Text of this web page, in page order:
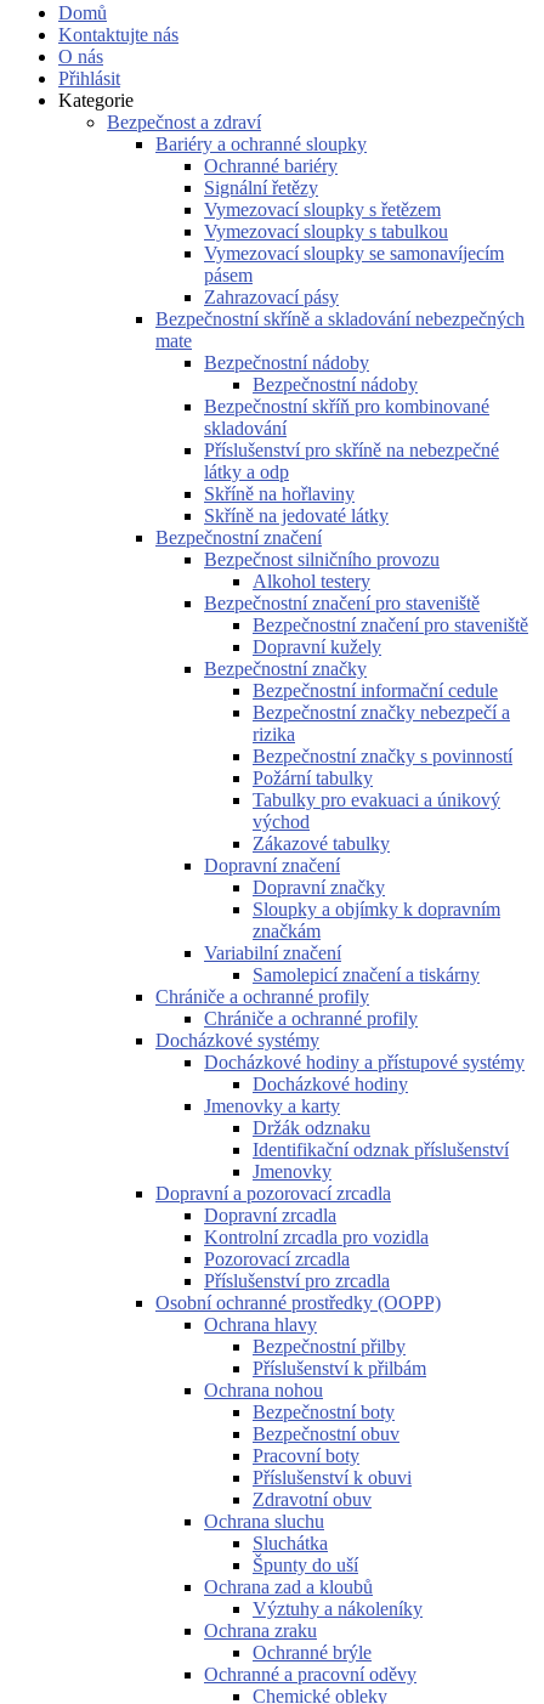
Domů
Kontaktujte nás
O nás
Přihlásit
Kategorie
Bezpečnost a zdraví
Bariéry a ochranné sloupky
Ochranné bariéry
Signální řetězy
Vymezovací sloupky s řetězem
Vymezovací sloupky s tabulkou
Vymezovací sloupky se samonavíjecím
pásem
Zahrazovací pásy
Bezpečnostní skříně a skladování nebezpečných
mate
Bezpečnostní nádoby
Bezpečnostní nádoby
Bezpečnostní skříň pro kombinované
skladování
Příslušenství pro skříně na nebezpečné
látky a odp
Skříně na hořlaviny
Skříně na jedovaté látky
Bezpečnostní značení
Bezpečnost silničního provozu
Alkohol testery
Bezpečnostní značení pro staveniště
Bezpečnostní značení pro staveniště
Dopravní kužely
Bezpečnostní značky
Bezpečnostní informační cedule
Bezpečnostní značky nebezpečí a
rizika
Bezpečnostní značky s povinností
Požární tabulky
Tabulky pro evakuaci a únikový
východ
Zákazové tabulky
Dopravní značení
Dopravní značky
Sloupky a objímky k dopravním
značkám
Variabilní značení
Samolepicí značení a tiskárny
Chrániče a ochranné profily
Chrániče a ochranné profily
Docházkové systémy
Docházkové hodiny a přístupové systémy
Docházkové hodiny
Jmenovky a karty
Držák odznaku
Identifikační odznak příslušenství
Jmenovky
Dopravní a pozorovací zrcadla
Dopravní zrcadla
Kontrolní zrcadla pro vozidla
Pozorovací zrcadla
Příslušenství pro zrcadla
Osobní ochranné prostředky (OOPP)
Ochrana hlavy
Bezpečnostní přilby
Příslušenství k přilbám
Ochrana nohou
Bezpečnostní boty
Bezpečnostní obuv
Pracovní boty
Příslušenství k obuvi
Zdravotní obuv
Ochrana sluchu
Sluchátka
Špunty do uší
Ochrana zad a kloubů
Výztuhy a nákoleníky
Ochrana zraku
Ochranné brýle
Ochranné a pracovní oděvy
Chemické obleky